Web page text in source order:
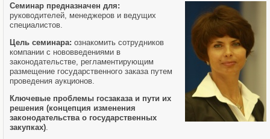
Семинар предназначен для:
руководителей, менеджеров и ведущих
специалистов.
Цель семинара: ознакомить сотрудников
компании с нововведениями в
законодательстве, регламентирующим
размещение государственного заказа путем
проведения аукционов.
Ключевые проблемы госзаказа и пути их
решения (концепция изменения
законодательства о государственных
закупках)